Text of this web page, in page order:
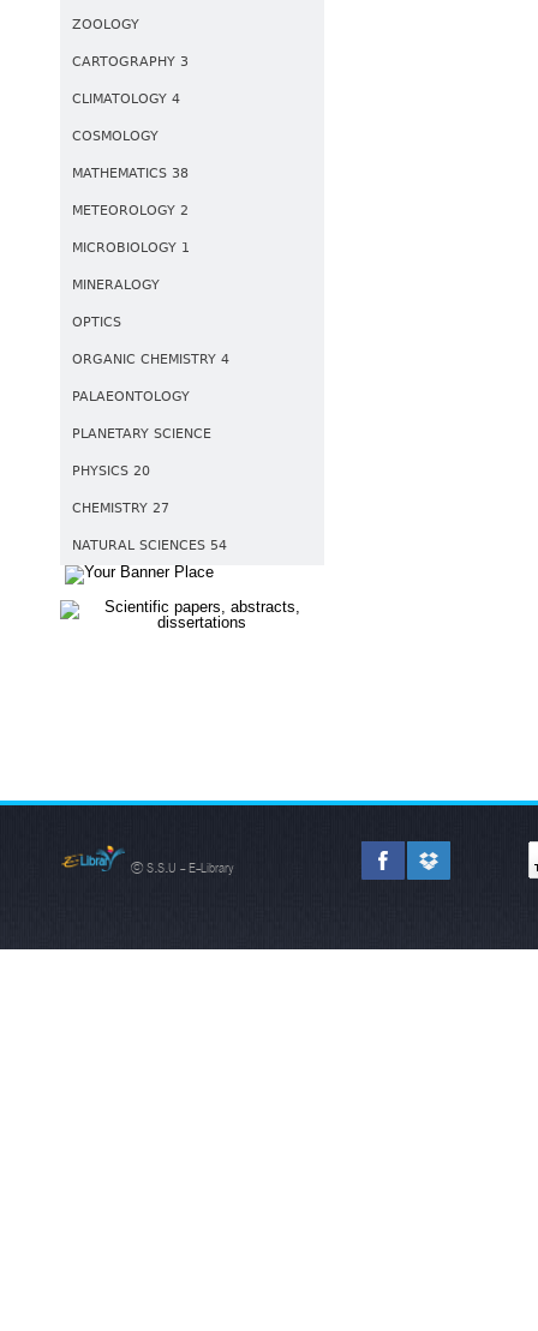
ZOOLOGY
CARTOGRAPHY 3
CLIMATOLOGY 4
COSMOLOGY
MATHEMATICS 38
METEOROLOGY 2
MICROBIOLOGY 1
MINERALOGY
OPTICS
ORGANIC CHEMISTRY 4
PALAEONTOLOGY
PLANETARY SCIENCE
PHYSICS 20
CHEMISTRY 27
NATURAL SCIENCES 54
© S.S.U - E-Library